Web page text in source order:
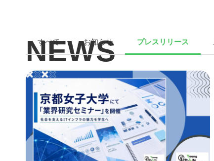
NEWS
ニュース
すべて お知らせ​ プレスリリース